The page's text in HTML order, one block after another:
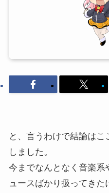
と、言うわけで結論は
しました。
今までなんとなく音楽系
ュースばかり扱ってき